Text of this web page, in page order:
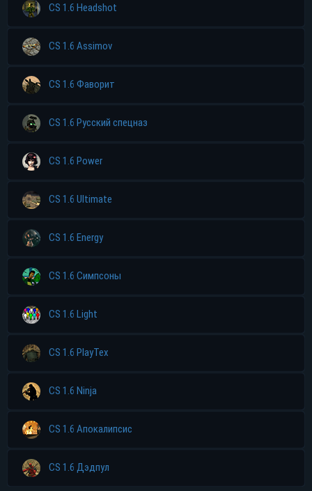
CS 1.6 Headshot
CS 1.6 Assimov
CS 1.6 Фаворит
CS 1.6 Русский спецназ
CS 1.6 Power
CS 1.6 Ultimate
CS 1.6 Energy
CS 1.6 Симпсоны
CS 1.6 Light
CS 1.6 PlayTex
CS 1.6 Ninja
CS 1.6 Апокалипсис
CS 1.6 Дэдпул
Прямая ссылка
Торрент